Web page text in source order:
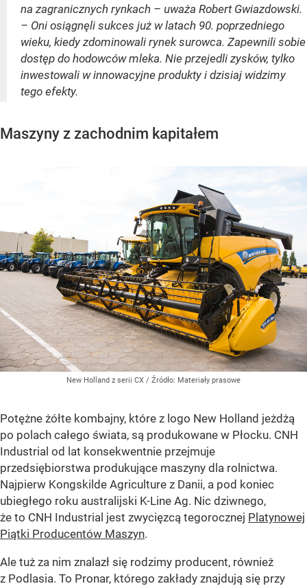
na zagranicznych rynkach – uważa Robert Gwiazdowski.
– Oni osiągnęli sukces już w latach 90. poprzedniego
wieku, kiedy zdominowali rynek surowca. Zapewnili sobie
dostęp do hodowców mleka. Nie przejedli zysków, tylko
inwestowali w innowacyjne produkty i dzisiaj widzimy
tego efekty.
Maszyny z zachodnim kapitałem
New Holland z serii CX / Źródło: Materiały prasowe
Potężne żółte kombajny, które z logo New Holland jeżdżą
po polach całego świata, są produkowane w Płocku. CNH
Industrial od lat konsekwentnie przejmuje
przedsiębiorstwa produkujące maszyny dla rolnictwa.
Najpierw Kongskilde Agriculture z Danii, a pod koniec
ubiegłego roku australijski K-Line Ag. Nic dziwnego,
że to CNH Industrial jest zwycięzcą tegorocznej Platynowej
Piątki Producentów Maszyn.
Ale tuż za nim znalazł się rodzimy producent, również
z Podlasia. To Pronar, którego zakłady znajdują się przy